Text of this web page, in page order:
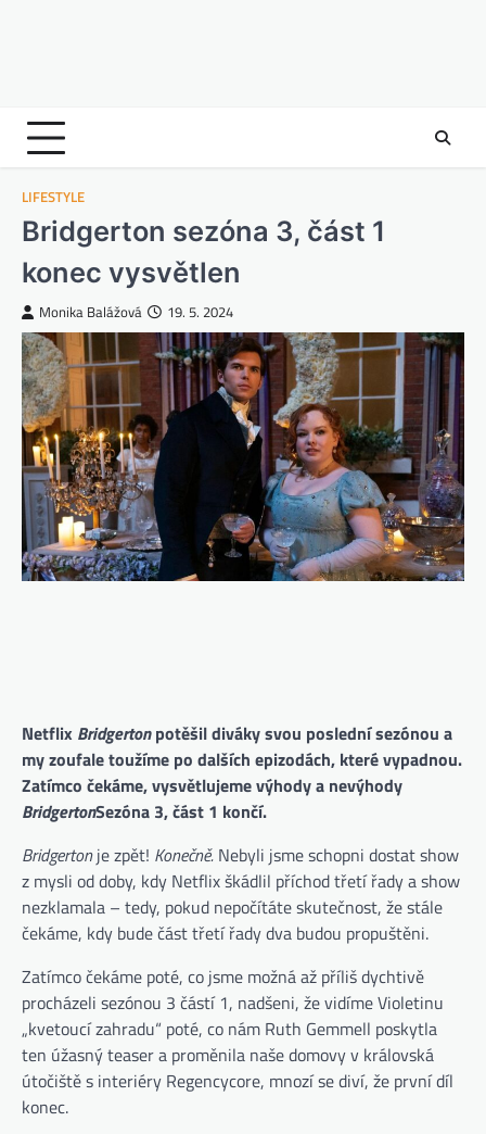
LIFESTYLE
Bridgerton sezóna 3, část 1
konec vysvětlen
Monika Balážová 19. 5. 2024
Netflix Bridgertonpotěšil diváky svou poslední sezónou a
my zoufale toužíme po dalších epizodách, které vypadnou.
Zatímco čekáme, vysvětlujeme výhody a nevýhody
BridgertonSezóna 3, část 1 končí.
Bridgertonje zpět! Konečně. Nebyli jsme schopni dostat show
z mysli od doby, kdy Netflix škádlil příchod třetí řady a show
nezklamala – tedy, pokud nepočítáte skutečnost, že stále
čekáme, kdy bude část třetí řady dva budou propuštěni.
Zatímco čekáme poté, co jsme možná až příliš dychtivě
procházeli sezónou 3 částí 1, nadšeni, že vidíme Violetinu
„kvetoucí zahradu“ poté, co nám Ruth Gemmell poskytla
ten úžasný teaser a proměnila naše domovy v královská
útočiště s interiéry Regencycore, mnozí se diví, že první díl
konec.